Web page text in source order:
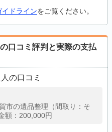
ドラインをご覧ください。
口コミ評判と実際の支払
の口コミ
市の遺品整理（間取り：そ
額：200,000円